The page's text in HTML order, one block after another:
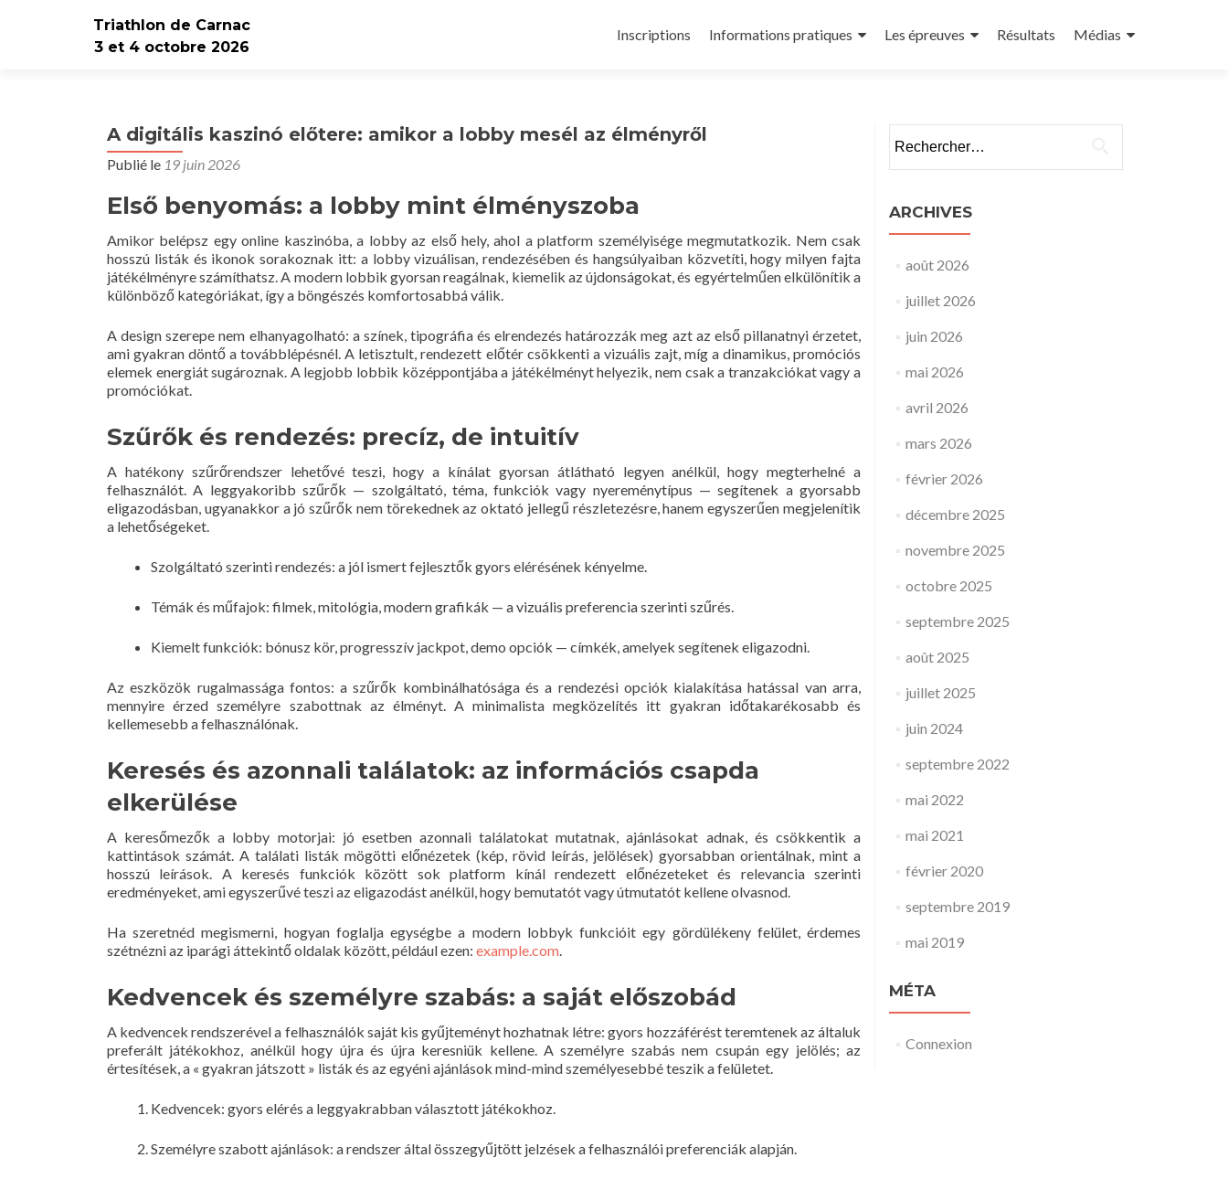
Triathlon de Carnac
3 et 4 octobre 2026
Inscriptions Informations pratiques Les épreuves Résultats Médias
A digitális kaszinó előtere: amikor a lobby mesél az élményről
Publié le 19 juin 2026
Első benyomás: a lobby mint élményszoba
Amikor belépsz egy online kaszinóba, a lobby az első hely, ahol a platform személyisége megmutatkozik. Nem csak
hosszú listák és ikonok sorakoznak itt: a lobby vizuálisan, rendezésében és hangsúlyaiban közvetíti, hogy milyen fajta
játékélményre számíthatsz. A modern lobbik gyorsan reagálnak, kiemelik az újdonságokat, és egyértelműen elkülönítik a
különböző kategóriákat, így a böngészés komfortosabbá válik.
A design szerepe nem elhanyagolható: a színek, tipográfia és elrendezés határozzák meg azt az első pillanatnyi érzetet,
ami gyakran döntő a továbblépésnél. A letisztult, rendezett előtér csökkenti a vizuális zajt, míg a dinamikus, promóciós
elemek energiát sugároznak. A legjobb lobbik középpontjába a játékélményt helyezik, nem csak a tranzakciókat vagy a
promóciókat.
Szűrők és rendezés: precíz, de intuitív
A hatékony szűrőrendszer lehetővé teszi, hogy a kínálat gyorsan átlátható legyen anélkül, hogy megterhelné a
felhasználót. A leggyakoribb szűrők — szolgáltató, téma, funkciók vagy nyereménytípus — segítenek a gyorsabb
eligazodásban, ugyanakkor a jó szűrők nem törekednek az oktató jellegű részletezésre, hanem egyszerűen megjelenítik
a lehetőségeket.
Szolgáltató szerinti rendezés: a jól ismert fejlesztők gyors elérésének kényelme.
Témák és műfajok: filmek, mitológia, modern grafikák — a vizuális preferencia szerinti szűrés.
Kiemelt funkciók: bónusz kör, progresszív jackpot, demo opciók — címkék, amelyek segítenek eligazodni.
Az eszközök rugalmassága fontos: a szűrők kombinálhatósága és a rendezési opciók kialakítása hatással van arra,
mennyire érzed személyre szabottnak az élményt. A minimalista megközelítés itt gyakran időtakarékosabb és
kellemesebb a felhasználónak.
Keresés és azonnali találatok: az információs csapda
elkerülése
A keresőmezők a lobby motorjai: jó esetben azonnali találatokat mutatnak, ajánlásokat adnak, és csökkentik a
kattintások számát. A találati listák mögötti előnézetek (kép, rövid leírás, jelölések) gyorsabban orientálnak, mint a
hosszú leírások. A keresés funkciók között sok platform kínál rendezett előnézeteket és relevancia szerinti
eredményeket, ami egyszerűvé teszi az eligazodást anélkül, hogy bemutatót vagy útmutatót kellene olvasnod.
Ha szeretnéd megismerni, hogyan foglalja egységbe a modern lobbyk funkcióit egy gördülékeny felület, érdemes
szétnézni az iparági áttekintő oldalak között, például ezen: example.com.
Kedvencek és személyre szabás: a saját előszobád
A kedvencek rendszerével a felhasználók saját kis gyűjteményt hozhatnak létre: gyors hozzáférést teremtenek az általuk
preferált játékokhoz, anélkül hogy újra és újra keresniük kellene. A személyre szabás nem csupán egy jelölés; az
értesítések, a « gyakran játszott » listák és az egyéni ajánlások mind-mind személyesebbé teszik a felületet.
Kedvencek: gyors elérés a leggyakrabban választott játékokhoz.
Személyre szabott ajánlások: a rendszer által összegyűjtött jelzések a felhasználói preferenciák alapján.
ARCHIVES
août 2026
juillet 2026
juin 2026
mai 2026
avril 2026
mars 2026
février 2026
décembre 2025
novembre 2025
octobre 2025
septembre 2025
août 2025
juillet 2025
juin 2024
septembre 2022
mai 2022
mai 2021
février 2020
septembre 2019
mai 2019
MÉTA
Connexion